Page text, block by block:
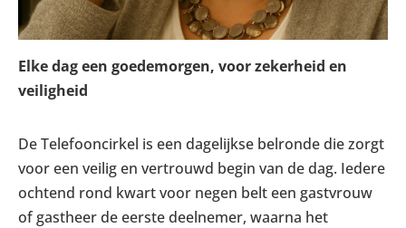
Elke dag een goedemorgen, voor zekerheid en
veiligheid
De Telefooncirkel is een dagelijkse belronde die zorgt
voor een veilig en vertrouwd begin van de dag. Iedere
ochtend rond kwart voor negen belt een gastvrouw
of gastheer de eerste deelnemer, waarna het